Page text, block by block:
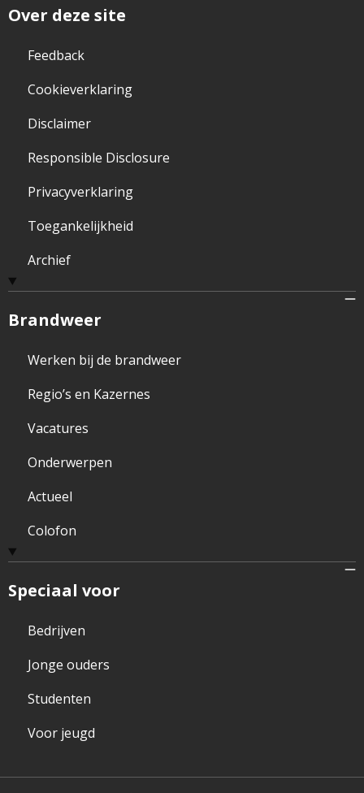
Over deze site
Feedback
Cookieverklaring
Disclaimer
Responsible Disclosure
Privacyverklaring
Toegankelijkheid
Archief
Brandweer
Werken bij de brandweer
Regio’s en Kazernes
Vacatures
Onderwerpen
Actueel
Colofon
Speciaal voor
Bedrijven
Jonge ouders
Studenten
Voor jeugd